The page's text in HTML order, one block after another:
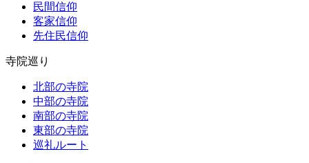
民間信仰
客家信仰
先住民信仰
寺院巡り
北部の寺院
中部の寺院
南部の寺院
東部の寺院
巡礼ルート